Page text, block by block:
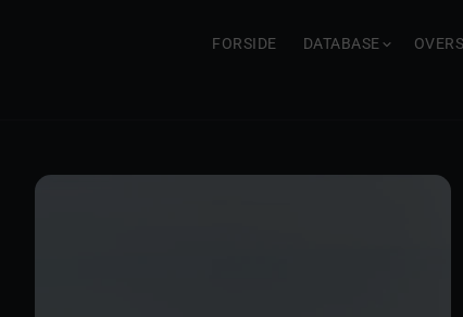
FORSIDE DATABASE